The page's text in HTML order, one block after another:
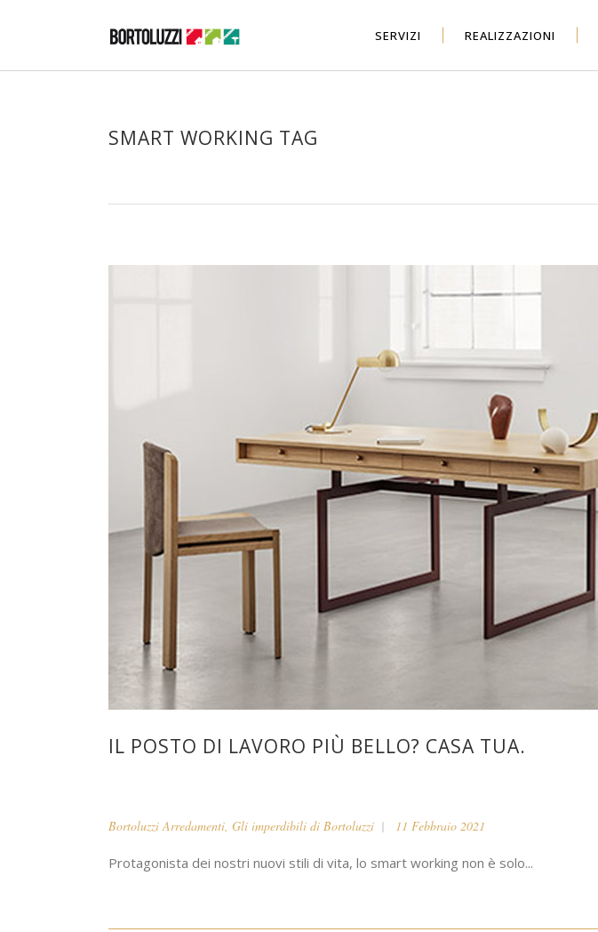
SERVIZI REALIZZAZIONI
SMART WORKING TAG
IL POSTO DI LAVORO PIÙ BELLO? CASA TUA.
Bortoluzzi Arredamenti, Gli imperdibili di Bortoluzzi 11 Febbraio 2021
Protagonista dei nostri nuovi stili di vita, lo smart working non è solo...